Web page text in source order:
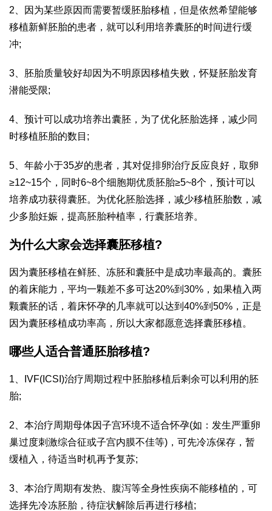
2、因为某些原因而需要暂缓胚胎移植，但是依然希望能够
移植新鲜胚胎的患者，就可以利用培养囊胚的时间进行缓
冲;
3、胚胎质量较好却因为不明原因移植失败，怀疑胚胎发育
潜能受限;
4、预计可以成功培养出囊胚，为了优化胚胎选择，减少同
时移植胚胎的数目;
5、年龄小于35岁的患者，其对促排卵治疗反应良好，取卵
≥12~15个，同时6~8个细胞期优质胚胎≥5~8个，预计可以
培养成功获得囊胚。为优化胚胎选择，减少移植胚胎数，减
少多胎妊娠，提高胚胎种植率，行囊胚培养。
为什么大家会选择囊胚移植?
因为囊胚移植在鲜胚、冻胚和囊胚中是成功率最高的。囊胚
的着床能力，平均一颗差不多可达20%到30%，如果植入两
颗囊胚的话，着床怀孕的几率就可以达到40%到50%，正是
因为囊胚移植成功率高，所以大家都愿意选择囊胚移植。
哪些人适合普通胚胎移植?
1、IVF(ICSI)治疗周期过程中胚胎移植后剩余可以利用的胚
胎;
2、本治疗周期母体因子宫环境不适合怀孕(如：发生严重卵
巢过度刺激综合征或子宫内膜不佳等)，可先冷冻保存，暂
缓植入，待适当时机再予复苏;
3、本治疗周期有发热、腹泻等全身性疾病不能移植的，可
选择先冷冻胚胎，待症状解除后再进行移植;